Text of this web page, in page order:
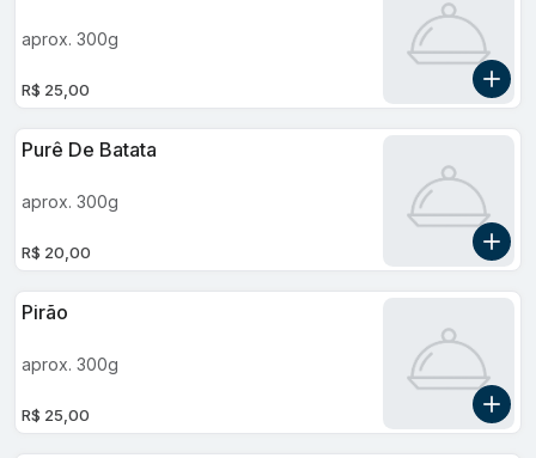
aprox. 300g
R$ 25,00
Purê De Batata
aprox. 300g
R$ 20,00
Pirão
aprox. 300g
R$ 25,00